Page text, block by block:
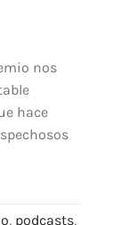
nos
hace
, podcasts,